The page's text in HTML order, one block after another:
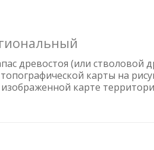
древостоя (или стволовой
карты на
карте